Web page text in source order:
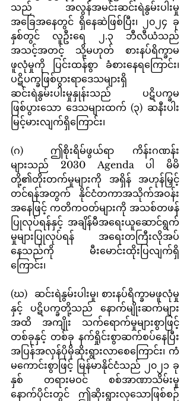
သည် အလွန်အမင်းဆင်းရဲနွမ်းပါးမှု
အခြေအနေတွင် ရှိနေဆဲဖြစ်ပြီး၊ ၂၀၂၄ ခု
နှစ်တွင် လူဦးရေ ၂.၃ ဘီလီယံသည်
အသင့်အတင့် သို့မဟုတ် စားနပ်ရိက္ခာမ
ဖူလုံမှုကို ပြင်းထန်စွာ ခံစားနေရကြောင်း၊
ပဋိပက္ခဖြစ်ပွားရာဒေသများရှိ
ဆင်းရဲနွမ်းပါးမှုနှုန်းသည် ပဋိပက္ခမ
ဖြစ်ပွားသော ဒေသများထက် (၃) ဆနီးပါး
မြင့်မားလျက်ရှိကြောင်း၊
(ဂ)	ဤစိုးရိမ်ဖွယ်ရာ ကိန်းဂဏန်း
များသည် 2030 Agenda ပါ မိမိ
တို့၏တိုးတက်မှုများကို အရှိန် အဟုန်မြှင့်
တင်ရန်အတွက် နိုင်ငံတကာအသိုက်အဝန်း
အနေဖြင့် ကတိကဝတ်များကို အသစ်တဖန်
ပြုလုပ်ရန်နှင့် အချိန်မီအရေးယူဆောင်ရွက်
မှုများပြုလုပ်ရန် အရေးတကြီးလိုအပ်
နေသည်ကို မီးမောင်းထိုးပြလျက်ရှိ
ကြောင်း၊
(ဃ)	ဆင်းရဲနွမ်းပါးမှု၊ စားနပ်ရိက္ခာမဖူလုံမှု
နှင့် ပဋိပက္ခတို့သည် နောက်မျိုးဆက်များ
အထိ အကျိုး သက်ရောက်မှုများစွာဖြင့်
တစ်ခုနှင့် တစ်ခု နက်ရှိုင်းစွာဆက်စပ်နေပြီး
အပြန်အလှန်ပိုမိုဆိုးရွားလာစေကြောင်း၊ ကံ
မကောင်းစွာဖြင့် မြန်မာနိုင်ငံသည် ၂၀၂၁ ခု
နှစ် တရားမဝင် စစ်အာဏာသိမ်းမှု
နောက်ပိုင်းတွင် ဤဆိုးရွားလှသောဖြစ်စဉ်